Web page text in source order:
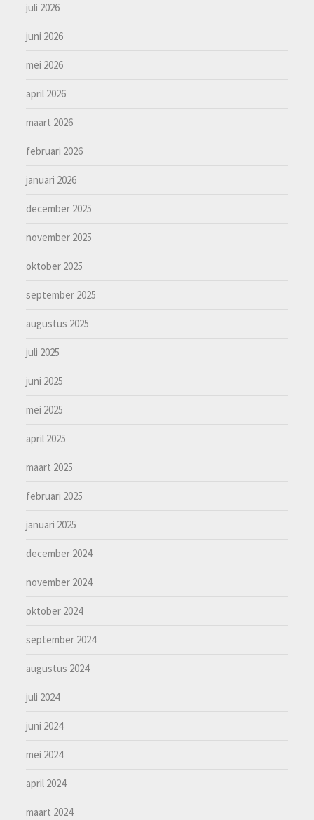
juli 2026
juni 2026
mei 2026
april 2026
maart 2026
februari 2026
januari 2026
december 2025
november 2025
oktober 2025
september 2025
augustus 2025
juli 2025
juni 2025
mei 2025
april 2025
maart 2025
februari 2025
januari 2025
december 2024
november 2024
oktober 2024
september 2024
augustus 2024
juli 2024
juni 2024
mei 2024
april 2024
maart 2024